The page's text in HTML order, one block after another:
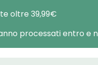
oltre 39,99€
processati entro e